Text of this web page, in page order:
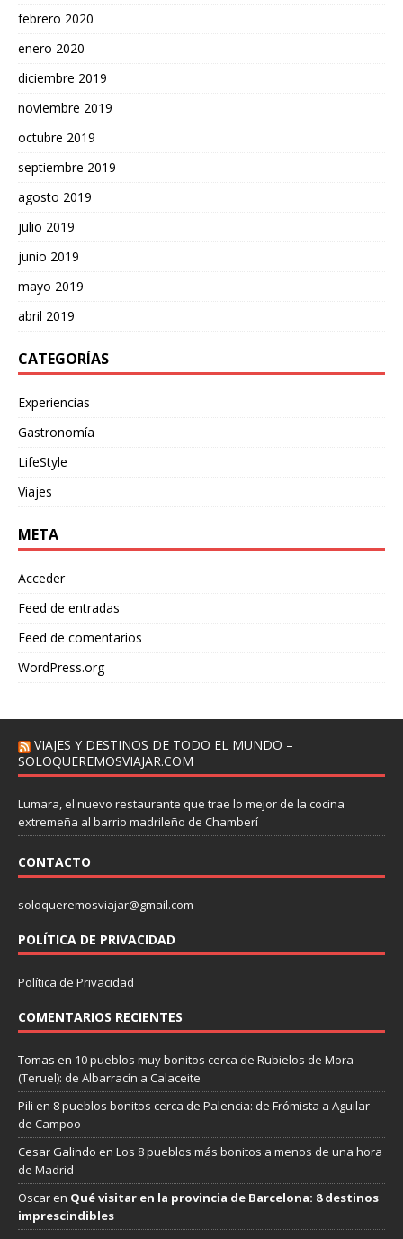
febrero 2020
enero 2020
diciembre 2019
noviembre 2019
octubre 2019
septiembre 2019
agosto 2019
julio 2019
junio 2019
mayo 2019
abril 2019
CATEGORÍAS
Experiencias
Gastronomía
LifeStyle
Viajes
META
Acceder
Feed de entradas
Feed de comentarios
WordPress.org
VIAJES Y DESTINOS DE TODO EL MUNDO –
SOLOQUEREMOSVIAJAR.COM
Lumara, el nuevo restaurante que trae lo mejor de la cocina
extremeña al barrio madrileño de Chamberí
CONTACTO
soloqueremosviajar@gmail.com
POLÍTICA DE PRIVACIDAD
Política de Privacidad
COMENTARIOS RECIENTES
Tomas en 10 pueblos muy bonitos cerca de Rubielos de Mora
(Teruel): de Albarracín a Calaceite
Pili en 8 pueblos bonitos cerca de Palencia: de Frómista a Aguilar
de Campoo
Cesar Galindo en Los 8 pueblos más bonitos a menos de una hora
de Madrid
Oscaren Qué visitar en la provincia de Barcelona: 8 destinos
imprescindibles